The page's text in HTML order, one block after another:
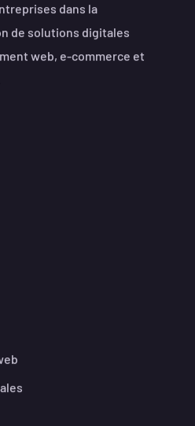
dans la
de solutions digitales
web, e-commerce et